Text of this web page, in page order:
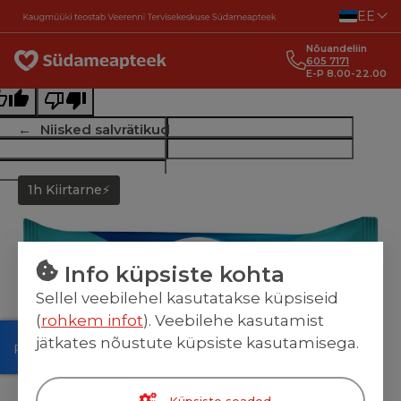
EE
Nõuandeliin
605 7171
E-P 8.00-22.00
Niisked salvrätikud
1h Kiirtarne⚡
text
this translation
feedback will be used to help improve Google Translate
Info küpsiste kohta
Sellel veebilehel kasutatakse küpsiseid
(rohkem infot). Veebilehe kasutamist
jätkates nõustute küpsiste kasutamisega.